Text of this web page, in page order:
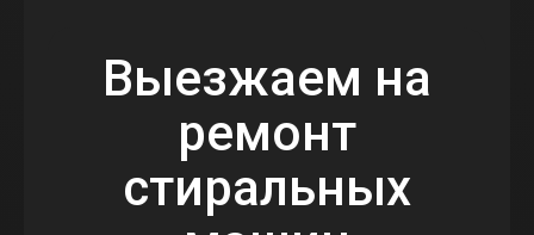
Выезжаем на
ремонт
стиральных